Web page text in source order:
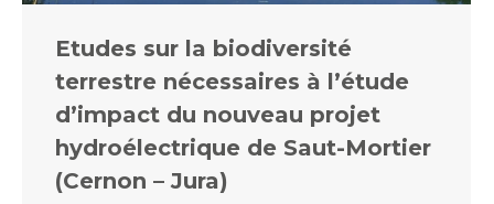
Etudes sur la biodiversité
terrestre nécessaires à l’étude
d’impact du nouveau projet
hydroélectrique de Saut-Mortier
(Cernon – Jura)